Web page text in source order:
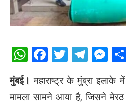
WhatsApp
Facebook
Twitter
मुंबई। महाराष्ट्र के मुंब्रा
मामला सामने आया है, जिसने